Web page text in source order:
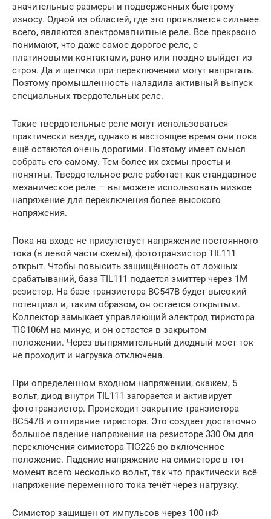
значительные размеры и подверженных быстрому
износу. Одной из областей, где это проявляется сильнее
всего, являются электромагнитные реле. Все прекрасно
понимают, что даже самое дорогое реле, с
платиновыми контактами, рано или поздно выйдет из
строя. Да и щелчки при переключении могут напрягать.
Поэтому промышленность наладила активный выпуск
специальных твердотельных реле.
Такие твердотельные реле могут использоваться
практически везде, однако в настоящее время они пока
ещё остаются очень дорогими. Поэтому имеет смысл
собрать его самому. Тем более их схемы просты и
понятны. Твердотельное реле работает как стандартное
механическое реле — вы можете использовать низкое
напряжение для переключения более высокого
напряжения.
Пока на входе не присутствует напряжение постоянного
тока (в левой части схемы), фототранзистор TIL111
открыт. Чтобы повысить защищённость от ложных
срабатываний, база TIL111 подается эмиттер через 1М
резистор. На базе транзистора BC547B будет высокий
потенциал и, таким образом, он остается открытым.
Коллектор замыкает управляющий электрод тиристора
TIC106M на минус, и он остается в закрытом
положении. Через выпрямительный диодный мост ток
не проходит и нагрузка отключена.
При определенном входном напряжении, скажем, 5
вольт, диод внутри TIL111 загорается и активирует
фототранзистор. Происходит закрытие транзистора
BC547B и отпирание тиристора. Это создает достаточно
большое падение напряжения на резисторе 330 Ом для
переключения симистора TIC226 во включенное
положение. Падение напряжение на симисторе в тот
момент всего несколько вольт, так что практически всё
напряжение переменного тока течёт через нагрузку.
Симистор защищен от импульсов через 100 нФ